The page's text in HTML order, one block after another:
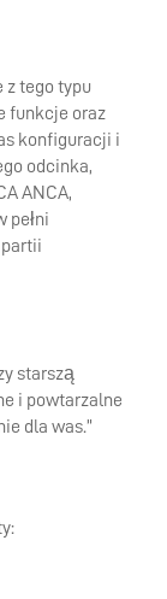
z tego typu
funkcje oraz
konfiguracji i
odcinka,
ANCA,
pełni
starszą
i powtarzalne
dla was.”